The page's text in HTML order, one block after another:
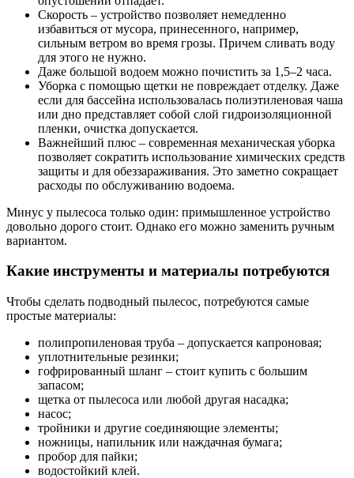
Скорость – устройство позволяет немедленно
избавиться от мусора, принесенного, например,
сильным ветром во время грозы. Причем сливать воду
для этого не нужно.
Даже большой водоем можно почистить за 1,5–2 часа.
Уборка с помощью щетки не повреждает отделку. Даже
если для бассейна использовалась полиэтиленовая чаша
или дно представляет собой слой гидроизоляционной
пленки, очистка допускается.
Важнейший плюс – современная механическая уборка
позволяет сократить использование химических средств
защиты и для обеззараживания. Это заметно сокращает
расходы по обслуживанию водоема.
Минус у пылесоса только один: примышленное устройство
довольно дорого стоит. Однако его можно заменить ручным
вариантом.
Какие инструменты и материалы потребуются
Чтобы сделать подводный пылесос, потребуются самые
простые материалы:
полипропиленовая труба – допускается капроновая;
уплотнительные резинки;
гофрированный шланг – стоит купить с большим
запасом;
щетка от пылесоса или любой другая насадка;
насос;
тройники и другие соединяющие элементы;
ножницы, напильник или наждачная бумага;
пробор для пайки;
водостойкий клей.